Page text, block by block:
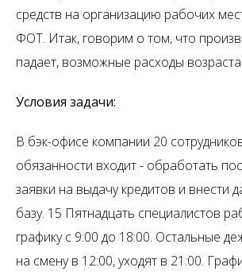
средств на организацию рабочих
ФОТ. Итак, говорим о том, что
падает, возможные расходы
Условия задачи:
В бэк-офисе компании 20
обязанности входит - обработать
заявки на выдачу кредитов и внести
базу. 15 Пятнадцать специалистов
графику с 9:00 до 18:00. Остальные
на смену в 12:00, уходят в 21:00.